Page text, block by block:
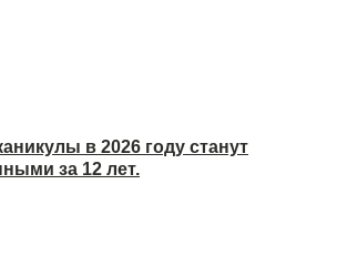
в 2026 году станут
за 12 лет.